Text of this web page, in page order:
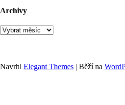
Archivy
Archivy
Navrhl Elegant Themes | Běží na